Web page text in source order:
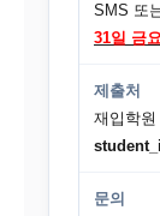
SMS 또
31일 금
제출처
재입학원
문의